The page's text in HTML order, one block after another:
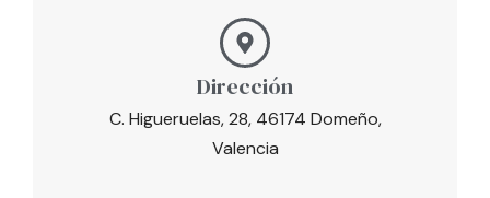
Dirección
C. Higueruelas, 28, 46174 Domeño,
Valencia